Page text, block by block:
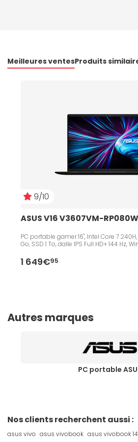
Meilleures ventesProduits
9/10
ASUS V16 V3607VM-RP080W
PC portable gamer 16", Intel Core 7
Go, SSD 1 To, dalle IPS Full HD+ 144 Hz,
1 649€95
Autres marques
PC portable
Nos clients recherchent aussi :
asus vivo asus vivobook asus vivobook 14